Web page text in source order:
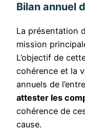
Bilan annuel
La présentation
mission
L’objectif de
cohérence et la
annuels de
attester les
cohérence de
cause.